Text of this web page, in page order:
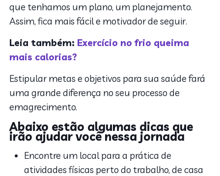
que tenhamos um plano, um planejamento.
Assim, fica mais fácil e motivador de seguir.
Leia também: Exercício no frio queima
mais calorias?
Estipular metas e objetivos para sua saúde fará
uma grande diferença no seu processo de
emagrecimento.
Abaixo estão algumas dicas que
irão ajudar você nessa jornada
Encontre um local para a prática de
atividades físicas perto do trabalho, de casa